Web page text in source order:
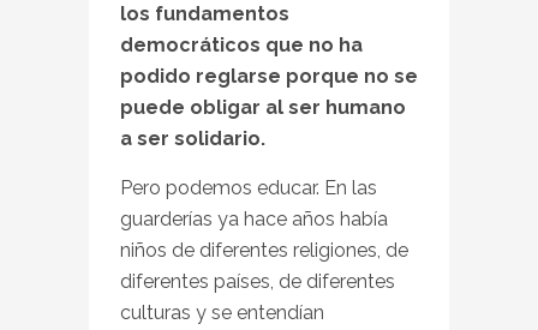
los fundamentos
democráticos que no ha
podido reglarse porque no se
puede obligar al ser humano
a ser solidario.
Pero podemos educar. En las
guarderías ya hace años había
niños de diferentes religiones, de
diferentes países, de diferentes
culturas y se entendían